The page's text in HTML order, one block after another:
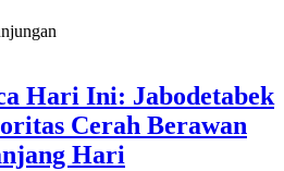
Hari Ini: Jabodetabek
Cerah Berawan
Hari